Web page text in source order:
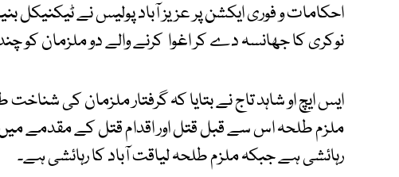
احکامات و فوری ایکشن پر عزیز آباد پولیس نے ٹیکنیکل
نوکری کا جھانسہ دے کر اغوا کرنے والے دو ملزمان کو
ایس ایچ او شاہد تاج نے بتایا کہ گرفتار ملزمان کی
ملزم طلحہ اس سے قبل قتل اور اقدام قتل کے مقدمے میں
رہائشی ہے جبکہ ملزم طلحہ لیاقت آباد کا رہائشی ہے۔